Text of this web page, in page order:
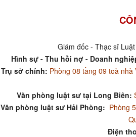
Giám đốc - Thạc sĩ
Hình sự - Thu hồi nợ - Doanh
Trụ sở chính: Phòng 08 tầng 09 toà nhà
Văn phòng luật sư tại Long Biên:
Văn phòng luật sư Hải Phòng: Phòng
Điện